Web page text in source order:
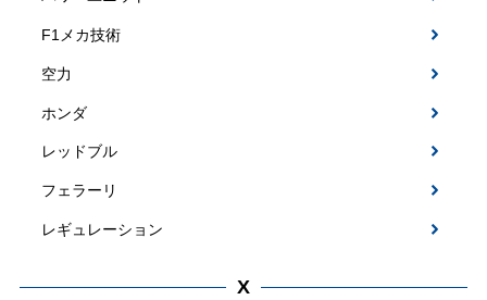
F1メカ技術
空力
ホンダ
レッドブル
フェラーリ
レギュレーション
X